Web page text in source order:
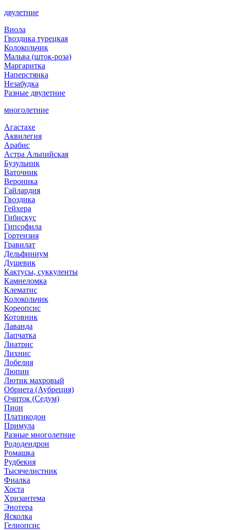
двулетние
Виола
Гвоздика турецкая
Колокольчик
Мальва (шток-роза)
Маргаритка
Наперстянка
Незабудка
Разные двулетние
многолетние
Агастахе
Аквилегия
Арабис
Астра Альпийская
Бузульник
Ваточник
Вероника
Гайлардия
Гвоздика
Гейхера
Гибискус
Гипсофила
Гортензия
Гравилат
Дельфиниум
Душевик
Кактусы, суккуленты
Камнеломка
Клематис
Колокольчик
Кореопсис
Котовник
Лаванда
Лапчатка
Лиатрис
Лихнис
Лобелия
Люпин
Лютик махровый
Обриета (Аубреция)
Очиток (Седум)
Пион
Платикодон
Примула
Разные многолетние
Рододендрон
Ромашка
Рудбекия
Тысячелистник
Фиалка
Хоста
Хризантема
Энотера
Ясколка
Гелиопсис